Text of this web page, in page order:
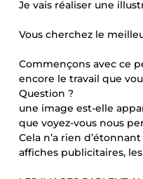
Je vais réaliser une
Vous cherchez le
Commençons avec ce
encore le travail que
Question ?
une image est-elle
que voyez-vous nous
Cela n’a rien
affiches publicitaires,